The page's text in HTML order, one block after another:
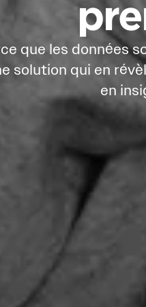
que les données
solution qui en
en